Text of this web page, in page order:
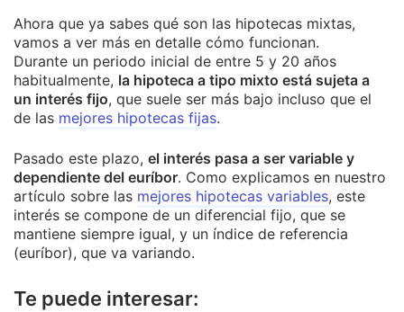
Ahora que ya sabes qué son las hipotecas mixtas,
vamos a ver más en detalle cómo funcionan.
Durante un periodo inicial de entre 5 y 20 años
habitualmente, la hipoteca a tipo mixto está sujeta a
un interés fijo, que suele ser más bajo incluso que el
de las mejores hipotecas fijas.
Pasado este plazo, el interés pasa a ser variable y
dependiente del euríbor. Como explicamos en nuestro
artículo sobre las mejores hipotecas variables, este
interés se compone de un diferencial fijo, que se
mantiene siempre igual, y un índice de referencia
(euríbor), que va variando.
Te puede interesar: